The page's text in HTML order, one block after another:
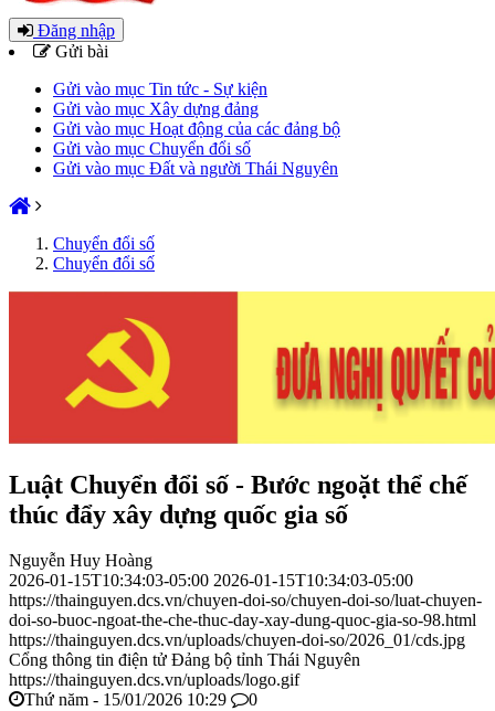
Đăng nhập
Gửi bài
Gửi vào mục Tin tức - Sự kiện
Gửi vào mục Xây dựng đảng
Gửi vào mục Hoạt động của các đảng bộ
Gửi vào mục Chuyển đổi số
Gửi vào mục Đất và người Thái Nguyên
Chuyển đổi số
Chuyển đổi số
Luật Chuyển đổi số - Bước ngoặt thể chế
thúc đẩy xây dựng quốc gia số
Nguyễn Huy Hoàng
2026-01-15T10:34:03-05:00 2026-01-15T10:34:03-05:00
https://thainguyen.dcs.vn/chuyen-doi-so/chuyen-doi-so/luat-chuyen-
doi-so-buoc-ngoat-the-che-thuc-day-xay-dung-quoc-gia-so-98.html
https://thainguyen.dcs.vn/uploads/chuyen-doi-so/2026_01/cds.jpg
Cổng thông tin điện tử Đảng bộ tỉnh Thái Nguyên
https://thainguyen.dcs.vn/uploads/logo.gif
Thứ năm - 15/01/2026 10:29
0